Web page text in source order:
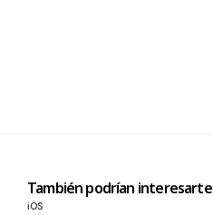
También podrían interesarte
iOS